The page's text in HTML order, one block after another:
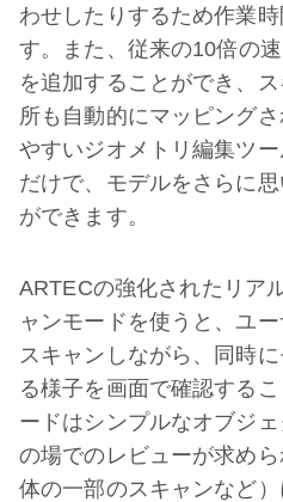
わせしたりするため作業
す。また、従来の10倍の
を追加することができ、
所も自動的にマッピング
やすいジオメトリ編集ツ
だけで、モデルをさらに
ができます。
ARTECの強化されたリア
ャンモードを使うと、ユ
スキャンしながら、同時
る様子を画面で確認する
ードはシンプルなオブジ
の場でのレビューが求め
体の一部のスキャンなど